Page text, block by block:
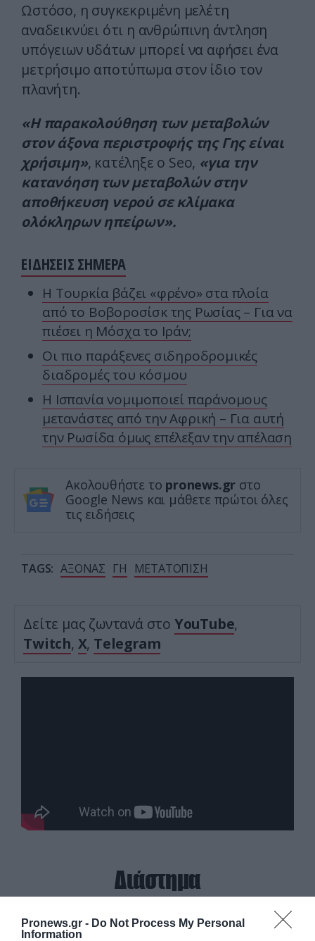
Pronews.gr - Do Not Process My Personal
Information
Ωστόσο, η συγκεκριμένη μελέτη
αναδεικνύει ότι η ανθρώπινη άντληση
υπόγειων υδάτων μπορεί να αφήσει ένα
μετρήσιμο αποτύπωμα στον ίδιο τον
πλανήτη.
«Η παρακολούθηση των μεταβολών
στον άξονα περιστροφής της Γης είναι
χρήσιμη», κατέληξε ο Seo, «για την
κατανόηση των μεταβολών στην
αποθήκευση νερού σε κλίμακα
ολόκληρων ηπείρων».
ΕΙΔΗΣΕΙΣ ΣΗΜΕΡΑ
Η Τουρκία βάζει «φρένο» στα πλοία
από το Βοβοροσίσκ της Ρωσίας – Για να
πιέσει η Μόσχα το Ιράν;
Οι πιο παράξενες σιδηροδρομικές
διαδρομές του κόσμου
Η Ισπανία νομιμοποιεί παράνομους
μετανάστες από την Αφρική – Για αυτή
την Ρωσίδα όμως επέλεξαν την απέλαση
Ακολουθήστε το pronews.gr στο
Google News και μάθετε πρώτοι όλες
τις ειδήσεις
TAGS: ΑΞΟΝΑΣ ΓΗ ΜΕΤΑΤΟΠΙΣΗ
Δείτε μας ζωντανά στο YouTube,
Twitch, X, Telegram
Διάστημα